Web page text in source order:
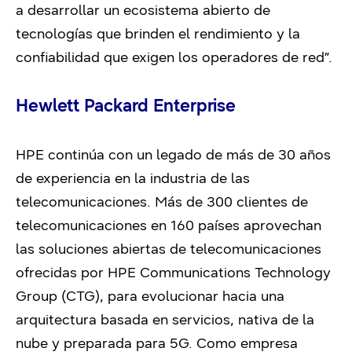
a desarrollar un ecosistema abierto de
tecnologías que brinden el rendimiento y la
confiabilidad que exigen los operadores de red”.
Hewlett Packard Enterprise
HPE continúa con un legado de más de 30 años
de experiencia en la industria de las
telecomunicaciones. Más de 300 clientes de
telecomunicaciones en 160 países aprovechan
las soluciones abiertas de telecomunicaciones
ofrecidas por HPE Communications Technology
Group (CTG), para evolucionar hacia una
arquitectura basada en servicios, nativa de la
nube y preparada para 5G. Como empresa